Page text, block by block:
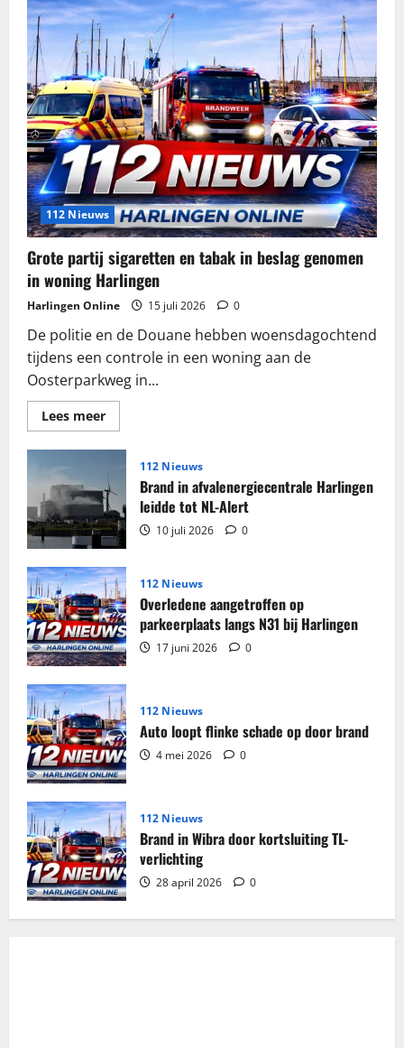
112 Nieuws
Grote partij sigaretten en tabak in beslag genomen
in woning Harlingen
Harlingen Online 15 juli 2026 0
De politie en de Douane hebben woensdagochtend
tijdens een controle in een woning aan de
Oosterparkweg in...
Lees meerLees
meer
Grote
sigaretten
en
tabak
in
beslag
genomen
in
woning
Harlingen
112 Nieuws
Brand in afvalenergiecentrale Harlingen
leidde tot NL-Alert
10 juli 2026 0
112 Nieuws
Overledene aangetroffen op
parkeerplaats langs N31 bij Harlingen
17 juni 2026 0
112 Nieuws
Auto loopt flinke schade op door brand
4 mei 2026 0
112 Nieuws
Brand in Wibra door kortsluiting TL-
verlichting
28 april 2026 0